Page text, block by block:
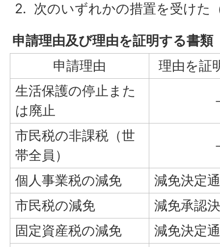
2. 次のいずれかの措置を受けた
申請理由及び理由を証明する書類
申請理由
理由を証
生活保護の停止また
は廃止
市民税の非課税（世
帯全員）
個人事業税の減免
減免決定
市民税の減免
減免承認
固定資産税の減免
減免決定